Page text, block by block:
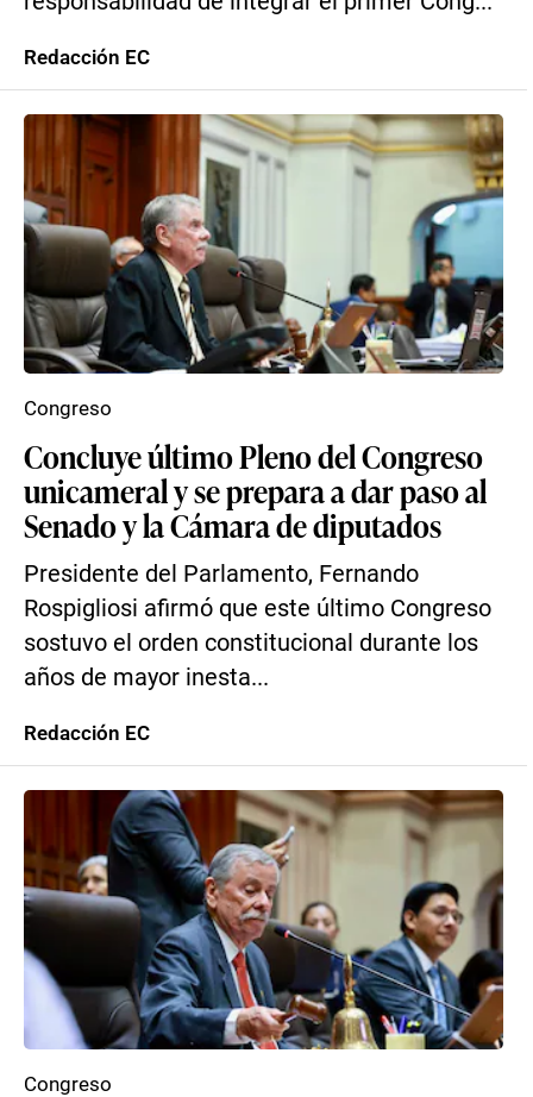
Redacción EC
Concluye último Pleno del Congreso
unicameral y se prepara a dar paso al
Senado y la Cámara de diputados
Presidente del Parlamento, Fernando
Rospigliosi afirmó que este último Congreso
sostuvo el orden constitucional durante los
años de mayor inesta...
Congreso
Redacción EC
Congreso